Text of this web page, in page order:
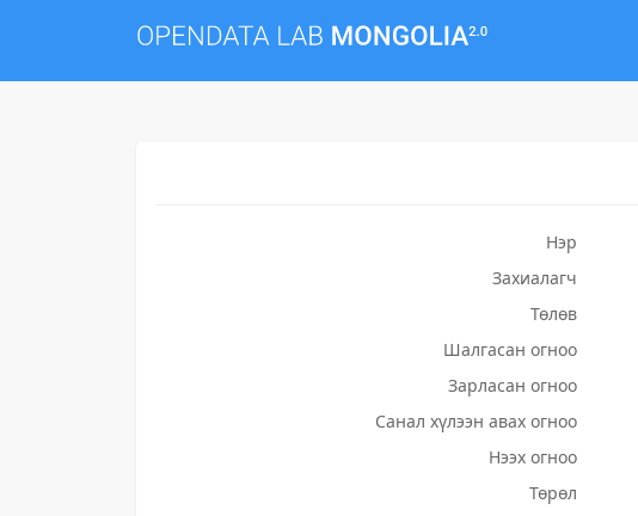
Нэр
Захиалагч
Төлөв
Шалгасан огноо
Зарласан огноо
Санал хүлээн авах огноо
Нээх огноо
Төрөл